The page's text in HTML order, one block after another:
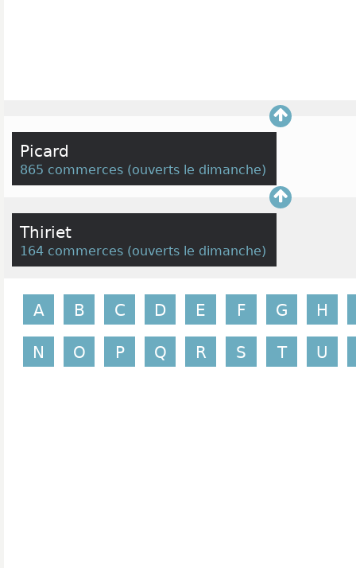
Picard
865 commerces (ouverts le dimanche)
Thiriet
164 commerces (ouverts le dimanche)
A B C D E F G H
N O P Q R S T U